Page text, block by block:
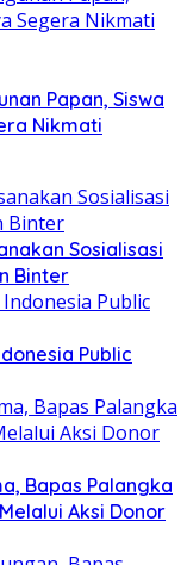
Papan, Siswa
Nikmati
Sosialisasi
Binter
Public
Bapas Palangka
Aksi Donor